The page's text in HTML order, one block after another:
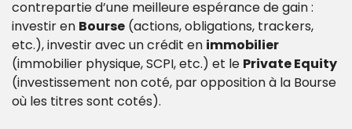
contrepartie d’une meilleure espérance de gain :
investir en Bourse (actions, obligations, trackers,
etc.), investir avec un crédit en immobilier
(immobilier physique, SCPI, etc.) et le
(investissement non coté, par opposition à la Bourse
où les titres sont cotés).